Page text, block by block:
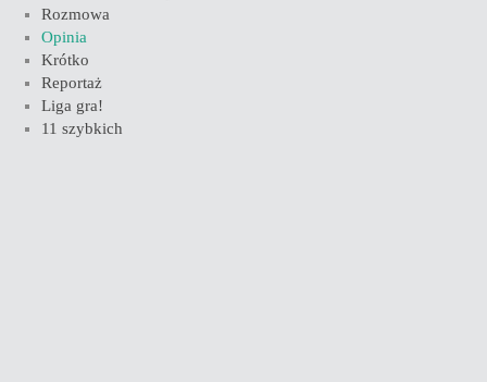
Rozmowa
Opinia
Krótko
Reportaż
Liga gra!
11 szybkich